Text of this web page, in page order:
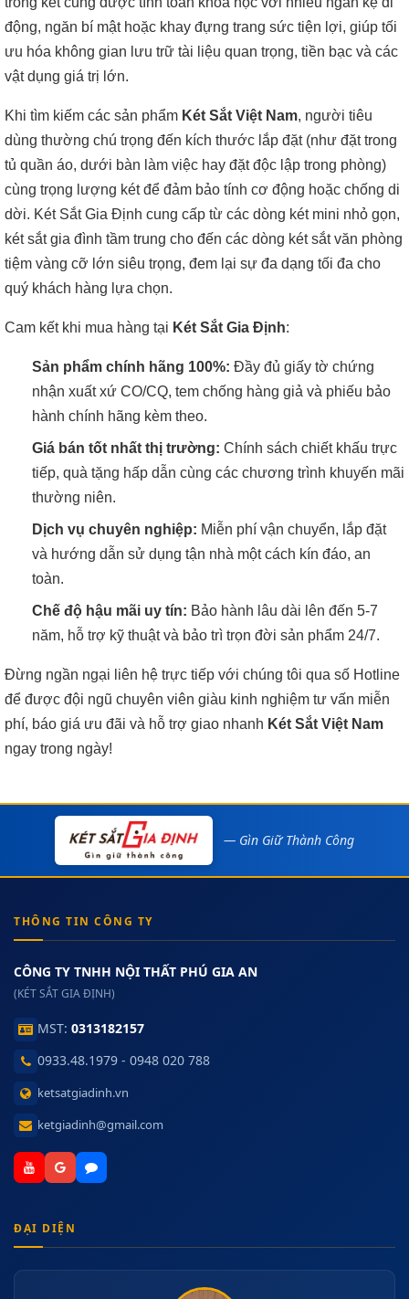
động, ngăn bí mật hoặc khay đựng trang sức tiện lợi, giúp tối
ưu hóa không gian lưu trữ tài liệu quan trọng, tiền bạc và các
vật dụng giá trị lớn.
Khi tìm kiếm các sản phẩm Két Sắt Việt Nam, người tiêu
dùng thường chú trọng đến kích thước lắp đặt (như đặt trong
tủ quần áo, dưới bàn làm việc hay đặt độc lập trong phòng)
cùng trọng lượng két để đảm bảo tính cơ động hoặc chống di
dời. Két Sắt Gia Định cung cấp từ các dòng két mini nhỏ gọn,
két sắt gia đình tầm trung cho đến các dòng két sắt văn phòng
tiệm vàng cỡ lớn siêu trọng, đem lại sự đa dạng tối đa cho
quý khách hàng lựa chọn.
Cam kết khi mua hàng tại Két Sắt Gia Định:
Sản phẩm chính hãng 100%: Đầy đủ giấy tờ chứng
nhận xuất xứ CO/CQ, tem chống hàng giả và phiếu bảo
hành chính hãng kèm theo.
Giá bán tốt nhất thị trường: Chính sách chiết khấu trực
tiếp, quà tặng hấp dẫn cùng các chương trình khuyến mãi
thường niên.
Dịch vụ chuyên nghiệp: Miễn phí vận chuyển, lắp đặt
và hướng dẫn sử dụng tận nhà một cách kín đáo, an
toàn.
Chế độ hậu mãi uy tín: Bảo hành lâu dài lên đến 5-7
năm, hỗ trợ kỹ thuật và bảo trì trọn đời sản phẩm 24/7.
Đừng ngần ngại liên hệ trực tiếp với chúng tôi qua số Hotline
để được đội ngũ chuyên viên giàu kinh nghiệm tư vấn miễn
phí, báo giá ưu đãi và hỗ trợ giao nhanh Két Sắt Việt Nam
ngay trong ngày!
— Gìn Giữ Thành Công
THÔNG TIN CÔNG TY
CÔNG TY TNHH NỘI THẤT PHÚ GIA AN
(KÉT SẮT GIA ĐỊNH)
MST: 0313182157
0933.48.1979 - 0948 020 788
ketsatgiadinh.vn
ketgiadinh@gmail.com
ĐẠI DIỆN